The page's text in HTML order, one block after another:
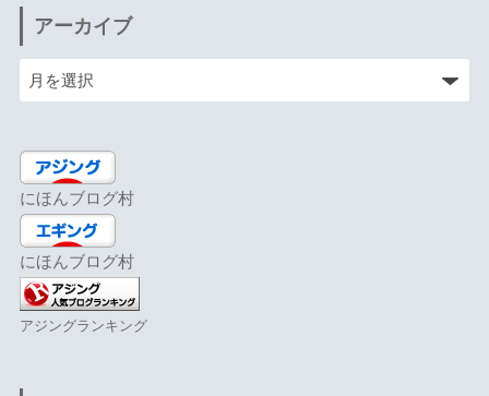
アーカイブ
にほんブログ村
にほんブログ村
アジングランキング